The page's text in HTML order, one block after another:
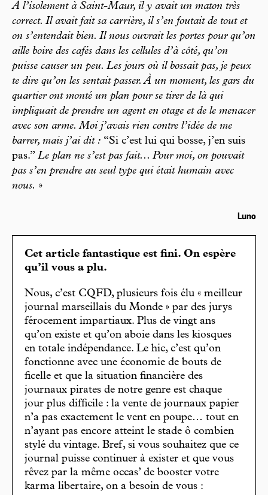
À l’isolement à Saint-Maur, il y avait un maton très
correct. Il avait fait sa carrière, il s’en foutait de tout et
on s’entendait bien. Il nous ouvrait les portes pour qu’on
aille boire des cafés dans les cellules d’à côté, qu’on
puisse causer un peu. Les jours où il bossait pas, je peux
te dire qu’on les sentait passer. À un moment, les gars du
quartier ont monté un plan pour se tirer de là qui
impliquait de prendre un agent en otage et de le menacer
avec son arme. Moi j’avais rien contre l’idée de me
barrer, mais j’ai dit : “Si c’est lui qui bosse, j’en suis
pas.” Le plan ne s’est pas fait... Pour moi, on pouvait
pas s’en prendre au seul type qui était humain avec
nous. »
Luno
Cet article fantastique est fini. On espère
qu’il vous a plu.
Nous, c’est CQFD, plusieurs fois élu « meilleur
journal marseillais du Monde » par des jurys
férocement impartiaux. Plus de vingt ans
qu’on existe et qu’on aboie dans les kiosques
en totale indépendance. Le hic, c’est qu’on
fonctionne avec une économie de bouts de
ficelle et que la situation financière des
journaux pirates de notre genre est chaque
jour plus difficile : la vente de journaux papier
n’a pas exactement le vent en poupe… tout en
n’ayant pas encore atteint le stade ô combien
stylé du vintage. Bref, si vous souhaitez que ce
journal puisse continuer à exister et que vous
rêvez par la même occas’ de booster votre
karma libertaire, on a besoin de vous :